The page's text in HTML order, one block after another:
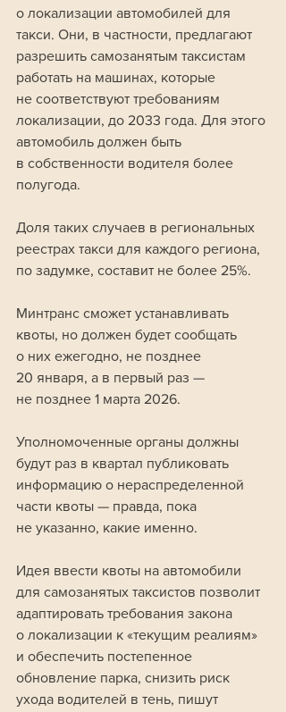
о локализации автомобилей для
такси. Они, в частности, предлагают
разрешить самозанятым таксистам
работать на машинах, которые
не соответствуют требованиям
локализации, до 2033 года. Для этого
автомобиль должен быть
в собственности водителя более
полугода.
Доля таких случаев в региональных
реестрах такси для каждого региона,
по задумке, составит не более 25%.
Минтранс сможет устанавливать
квоты, но должен будет сообщать
о них ежегодно, не позднее
20 января, а в первый раз —
не позднее 1 марта 2026.
Уполномоченные органы должны
будут раз в квартал публиковать
информацию о нераспределенной
части квоты — правда, пока
не указанно, какие именно.
Идея ввести квоты на автомобили
для самозанятых таксистов позволит
адаптировать требования закона
о локализации к «текущим реалиям»
и обеспечить постепенное
обновление парка, снизить риск
ухода водителей в тень, пишут